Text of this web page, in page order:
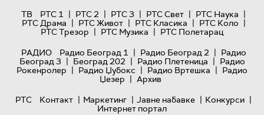
ТВ
РТС 1 | РТС 2 | РТС 3 | РТС Свет | РТС Наука |
РТС Драма | РТС Живот | РТС Класика | РТС Коло |
РТС Трезор | РТС Музика | РТС Полетарац
РАДИО
Радио Београд 1 | Радио Београд 2 | Радио
Београд 3 | Београд 202 | Радио Плетеница | Радио
Рокенролер | Радио Џубокс | Радио Вртешка | Радио
Џезер | Архив
РТС
Контакт | Маркетинг | Јавне набавке | Конкурси |
Интернет портал